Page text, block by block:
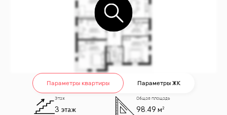
Параметры квартиры Параметры ЖК
Этаж
3 этаж
Общая площадь
98.49 м²